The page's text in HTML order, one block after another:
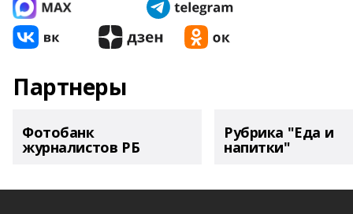
Партнеры
Фотобанк
журналистов РБ
Рубрика "Еда и
напитки"